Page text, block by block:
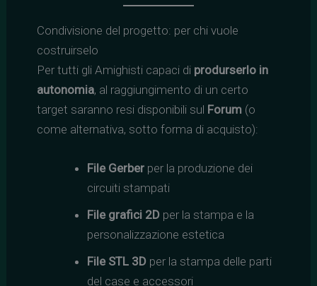
Condivisione del progetto: per chi vuole
costruirselo
Per tutti gli Amighisti capaci di produrserlo in
autonomia, al raggiungimento di un certo
target saranno resi disponibili sul Forum(o
come alternativa, sotto forma di acquisto):
File Gerberper la produzione dei
circuiti stampati
File grafici 2Dper la stampa e la
personalizzazione estetica
File STL 3Dper la stampa delle parti
del case e accessori